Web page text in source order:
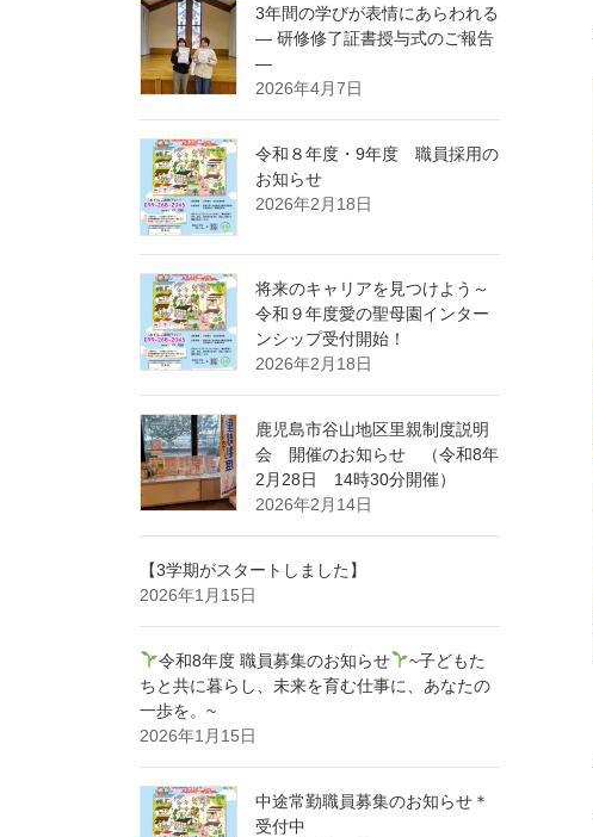
3年間の学びが表情にあらわれる
― 研修修了証書授与式のご報告
―
2026年4月7日
令和８年度・9年度 職員採用の
お知らせ
2026年2月18日
将来のキャリアを見つけよう～
令和９年度愛の聖母園インター
ンシップ受付開始！
2026年2月18日
鹿児島市谷山地区里親制度説明
会 開催のお知らせ （令和8年
2月28日 14時30分開催）
2026年2月14日
【3学期がスタートしました】
2026年1月15日
令和8年度 職員募集のお知らせ
~子どもた
ちと共に暮らし、未来を育む仕事に、あなたの
一歩を。~
2026年1月15日
中途常勤職員募集のお知らせ＊
受付中